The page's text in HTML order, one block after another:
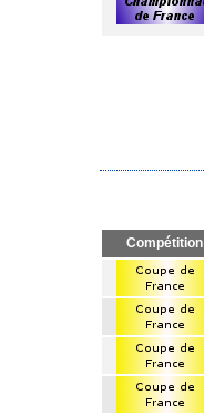
Compétition